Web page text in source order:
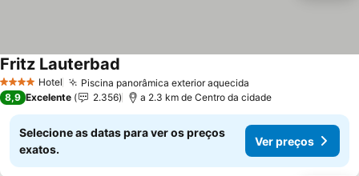
4 EstrelasHotel Piscina panorâmica exterior aquecida
Fritz Lauterbad
8,9 Excelente 2.356 a 2.3 km de Centro da cidade
Selecione as datas para ver os preços
exatos.
Ver preços